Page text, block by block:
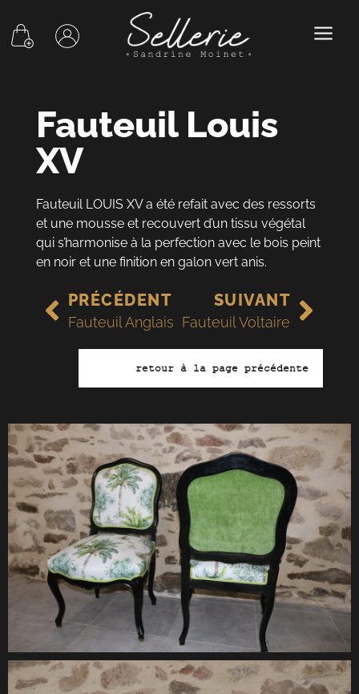
Fauteuil Louis
XV
Fauteuil LOUIS XV a été refait avec des ressorts
et une mousse et recouvert d’un tissu végétal
qui s’harmonise à la perfection avec le bois peint
en noir et une finition en galon vert anis.
PRÉCÉDENT
Fauteuil Anglais
SUIVANT
Fauteuil Voltaire
retour à la page précédente